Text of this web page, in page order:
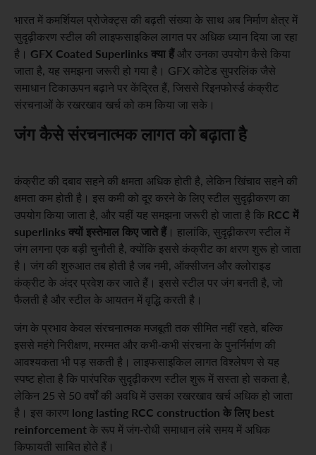
भारत में कमर्शियल प्रोजेक्ट्स की बढ़ती संख्या के साथ अब निर्माण क्षेत्र में
सुदृढ़ीकरण स्टील की लाइफसाइकिल लागत पर अधिक ध्यान दिया जा रहा
है। GFX Coated Superlinks क्या हैंऔर उनका उपयोग कैसे किया
जाता है, यह समझना जरूरी हो गया है। GFX कोटेड सुपरलिंक जैसे
समाधान टिकाऊपन बढ़ाने पर केंद्रित हैं, जिससे रिइनफोर्स्ड कंक्रीट
संरचनाओं के रखरखाव खर्च को कम किया जा सके।
जंग कैसे संरचनात्मक लागत को बढ़ाता है
कंक्रीट की दबाव सहने की क्षमता अधिक होती है, लेकिन खिंचाव सहने की
क्षमता कम होती है। इस कमी को दूर करने के लिए स्टील सुदृढ़ीकरण का
उपयोग किया जाता है, और यहीं यह समझना जरूरी हो जाता है कि RCC में
superlinks क्यों इस्तेमाल किए जाते हैं। हालांकि, सुदृढ़ीकरण स्टील में
जंग लगना एक बड़ी चुनौती है, क्योंकि इससे कंक्रीट का क्षरण शुरू हो जाता
है। जंग की शुरुआत तब होती है जब नमी, ऑक्सीजन और क्लोराइड
कंक्रीट के अंदर प्रवेश कर जाते हैं। इससे स्टील पर जंग बनती है, जो
फैलती है और स्टील के आयतन में वृद्धि करती है।
जंग के प्रभाव केवल संरचनात्मक मजबूती तक सीमित नहीं रहते, बल्कि
इससे महंगे निरीक्षण, मरम्मत और कभी-कभी संरचना के पुनर्निर्माण की
आवश्यकता भी पड़ सकती है। लाइफसाइकिल लागत विश्लेषण से यह
स्पष्ट होता है कि पारंपरिक सुदृढ़ीकरण स्टील शुरू में सस्ता हो सकता है,
लेकिन 25 से 50 वर्षों की अवधि में उसका रखरखाव खर्च अधिक हो जाता
है। इस कारण long lasting RCC construction के लिए best
reinforcementके रूप में जंग-रोधी समाधान लंबे समय में अधिक
किफायती साबित होते हैं।